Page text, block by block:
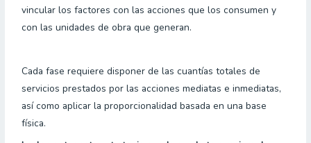
vincular los factores con las acciones que los consumen y
con las unidades de obra que generan.
Cada fase requiere disponer de las cuantías totales de
servicios prestados por las acciones mediatas e inmediatas,
así como aplicar la proporcionalidad basada en una base
física.